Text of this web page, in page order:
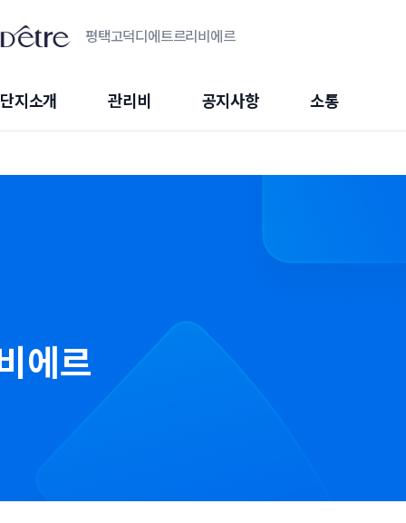
평택고덕디에트르리비에르
단지소개 관리비 공지사항 소통
에르